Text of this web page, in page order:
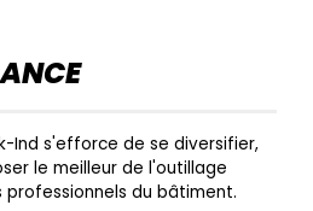
Ind s'efforce de se diversifier,
le meilleur de l'outillage
du bâtiment.